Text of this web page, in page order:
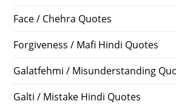
Face / Chehra Quotes
Forgiveness / Mafi Hindi Quotes
Galatfehmi / Misunderstanding
Galti / Mistake Hindi Quotes